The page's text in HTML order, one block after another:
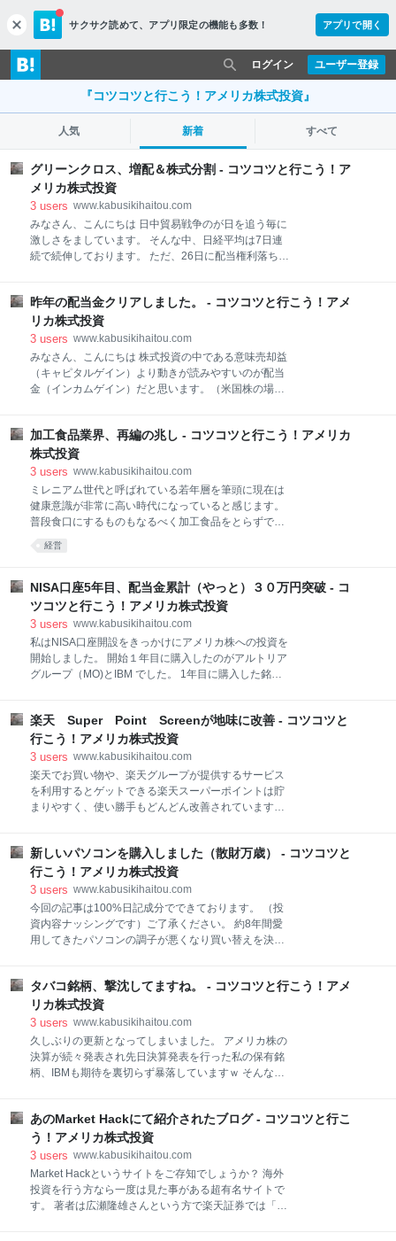
c
l
o
s
サクサク読めて、 アプリ限定の機能も多数！ アプリで開く
ユーザー登録
ログイン
『コツコツと行こう！アメリカ株式投資』
人気 新着 すべて
グリーンクロス、増配＆株式分割 - コツコツと行こう！ア
メリカ株式投資
3 users www.kabusikihaitou.com
みなさん、こんにちは 日中貿易戦争のが日を追う毎に
激しさをましています。 そんな中、日経平均は7日連
続で続伸しております。 ただ、26日に配当権利落ち日
昨日34円高の1.48%と好調でしたなんとかこの好調を
維持して頂きたいですね。 □グリーンクロス、株式分
割＆増配♪ スポンサーリンク ? 先日、業績チェックを
行ったグリーンクロスでしたが株式分割と増配発表を
行っていました。 完全に見落としておりました。お恥
ずかしい限りですね。 株式分割は9月11日発表されて
載または記録された 株主の所有する普通株式を1株に
つき2株の割合をもって分割いたします。 また、増配
については分割前47円から48円へと実
昨年の配当金クリアしました。 - コツコツと行こう！アメ
リカ株式投資
3 users www.kabusikihaitou.com
みなさん、こんにちは 株式投資の中である意味売却益
（キャピタルゲイン）より動きが読みやすいのが配当
金（インカムゲイン）だと思います。（米国株の場合)
米国株にももちろん減配リスクはありますが、日本株
よりはそのリスクは少ないと考えています。 そんな理
由からコツコツとアメリカ株やETFを買い増ししてい
ます。 そのおかげで昨年頂いた配当金総額を9月現在
で超えることができました。 □昨日IBMから配当金を
頂きました。 スポンサーリンク ? 昨日頂いたIBMから
IBMを保有していますので日本国内の課税はありませ
なりました。 昨年頂いた配当金総額は963.94ドルです
ので今年3カ月を残し昨年頂
加工食品業界、再編の兆し - コツコツと行こう！アメリカ
株式投資
3 users www.kabusikihaitou.com
ミレニアム世代と呼ばれている若年層を筆頭に現在は
健康意識が非常に高い時代になっていると感じます。
普段食口にするものもなるべく加工食品をとらずでき
るだけ新鮮な野菜等を食べようとする等今までの「お
手軽でそこそこ健康」という加工食品（シリアル等）
ラルミルズも上記の理由から（ヨーグルト部門でも苦
戦中）株価が低迷しています。 □キャンベルスープに
買収報道 スポンサーリンク ? 世界最大の缶スープメー
す。 そんなキャンベルスープに買収観測のニュースが
入りました。 以下日経新聞からの引用です。 25日の
米株式市場で食品大手のキャンベル・スープが大幅高
ドルまで上昇した。 同業大手のクラフト・ハインツが
買収を検討していると報じられ、買いが膨らんだ。 ク
ラ
経営
NISA口座5年目、配当金累計（やっと）３０万円突破 - コ
ツコツと行こう！アメリカ株式投資
3 users www.kabusikihaitou.com
私はNISA口座開設をきっかけにアメリカ株への投資を
開始しました。 開始１年目に購入したのがアルトリア
グループ（MO)とIBM でした。 1年目に購入した銘柄
果となっております。 （どちらも配当金を除いた結果
です。配当金を加えると結果は少し改善されます） 当
時はETFの存在すらわからない状態でした。 そんな状
態でもコツコツと投資を続けてきた結果今まで頂いた
配当金がほん～のチョット育っていました。 □累計獲
得配当金、30万円突破 スポンサーリンク ? NISA口座
うやく突破いたしました。 ※画像は楽天証券より 昨年
1年間で頂くことができた配当金は約10万円ですので
まだまだ頂ける配当金の
楽天 Super Point Screenが地味に改善 - コツコツと
行こう！アメリカ株式投資
3 users www.kabusikihaitou.com
楽天でお買い物や、楽天グループが提供するサービス
を利用するとゲットできる楽天スーパーポイントは貯
まりやすく、使い勝手もどんどん改善されていますの
広告をクリックするだけてポイント（期間限定ポイン
ト）をゲットできるありがアプリなのですが、一つだ
け不満なところがありました。 □以外に待ち時間がか
かる 楽天 Super Point Screenは日替わりで広告
が掲載されます。 その広告をクリックするとカウント
ダウンが始まり5秒後に１ポイントゲットできるとい
ます。 しかも広告は１日４～５個程更新されますので
すべてクリックすると２５秒位待ち時間が発生してし
まっていました。 ところが最
新しいパソコンを購入しました（散財万歳） - コツコツと
行こう！アメリカ株式投資
3 users www.kabusikihaitou.com
今回の記事は100%日記成分でできております。 （投
資内容ナッシングです）ご了承ください。 約8年間愛
用してきたパソコンの調子が悪くなり買い替えを決意
買っていいよ」 とありがたいお言葉を頂きました。
ん？ 私はそんなに買い物してないかなぁ… 物欲は確か
にあんまりありませんが、株のほうが欲しい これって
物欲より質が悪いような… まぁ、新しいパソコン購入
の許可が出たので良しとしましょう。 □購入機種の条
件 パソコンを新しく購入するにあたり外せない条件が
めですｗ その為多少画面の大きさは犠牲になってしま
いますがそこは致し方ないかなと。 また、私は趣味で
カメラをほんの少し楽しんでいます。その為できるだ
タバコ銘柄、撃沈してますね。 - コツコツと行こう！アメ
リカ株式投資
3 users www.kabusikihaitou.com
久しぶりの更新となってしまいました。 アメリカ株の
決算が続々発表され先日決算発表を行った私の保有銘
柄、IBMも期待を裏切らず暴落していますｗ そんな
の中でもポートフォリオの主力として保有されて売る
方も多いタバコ銘柄。 中でもフィリップモリス人気銘
柄の一つです。 そのフィリップモリスが昨日わずか1
日で15%以上も下落してしまいました。 長期保有を前
提として投資をされている方でも衝撃を受けた方も多
いかと思います。 また、フィリップモリスと双璧をな
あのMarket Hackにて紹介されたブログ - コツコツと行こ
う！アメリカ株式投資
3 users www.kabusikihaitou.com
Market Hackというサイトをご存知でしょうか？ 海外
投資を行う方なら一度は見た事がある超有名サイトで
す。 著者は広瀬隆雄さんという方で楽天証券では「わ